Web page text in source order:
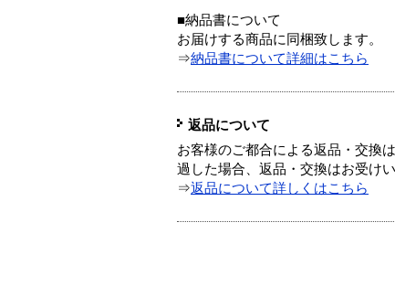
■納品書について
お届けする商品に同梱致します。
⇒納品書について詳細はこちら
返品について
お客様のご都合による返品・交換
過した場合、返品・交換はお受け
⇒返品について詳しくはこちら